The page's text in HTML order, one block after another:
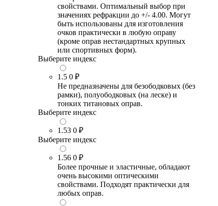
свойствами. Оптимальный выбор при
значениях рефракции до +/- 4.00. Могут
быть использованы для изготовления
очков практически в любую оправу
(кроме оправ нестандартных крупных
или спортивных форм).
Выберите индекс
1.5 0 ₽
Не предназначены для безободковых (без
рамки), полуободковых (на леске) и
тонких титановых оправ.
Выберите индекс
1.53 0 ₽
Выберите индекс
1.56 0 ₽
Более прочные и эластичные, обладают
очень высокими оптическими
свойствами. Подходят практически для
любых оправ.